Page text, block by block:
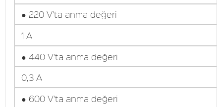
● 220 V'ta anma değeri
1 A
● 440 V'ta anma değeri
0,3 A
● 600 V'ta anma değeri